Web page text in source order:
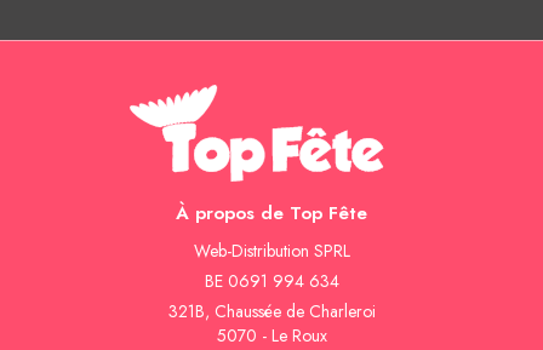
À propos de Top Fête
Web-Distribution SPRL
BE 0691 994 634
321B, Chaussée de Charleroi
5070 - Le Roux